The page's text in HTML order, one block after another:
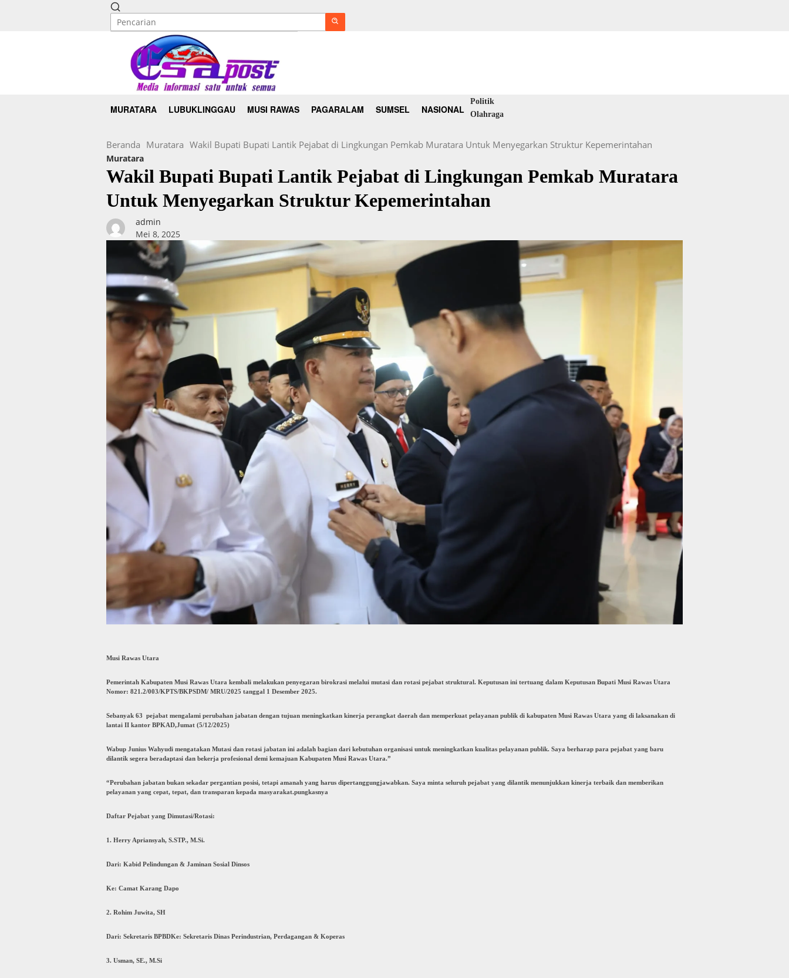
MURATARA LUBUKLINGGAU MUSI RAWAS PAGARALAM SUMSEL NASIONAL
Politik
Olahraga
Beranda Muratara Wakil Bupati Bupati Lantik Pejabat di Lingkungan Pemkab Muratara Untuk Menyegarkan Struktur Kepemerintahan
Muratara
Wakil Bupati Bupati Lantik Pejabat di Lingkungan Pemkab Muratara
Untuk Menyegarkan Struktur Kepemerintahan
admin
Mei 8, 2025
Musi Rawas Utara
Pemerintah Kabupaten Musi Rawas Utara kembali melakukan penyegaran birokrasi melalui mutasi dan rotasi pejabat struktural. Keputusan ini tertuang dalam Keputusan Bupati Musi Rawas Utara
Nomor: 821.2/003/KPTS/BKPSDM/ MRU/2025 tanggal 1 Desember 2025.
Sebanyak 63 pejabat mengalami perubahan jabatan dengan tujuan meningkatkan kinerja perangkat daerah dan memperkuat pelayanan publik di kabupaten Musi Rawas Utara yang di laksanakan di
lantai II kantor BPKAD,Jumat (5/12/2025)
Wabup Junius Wahyudi mengatakan Mutasi dan rotasi jabatan ini adalah bagian dari kebutuhan organisasi untuk meningkatkan kualitas pelayanan publik. Saya berharap para pejabat yang baru
dilantik segera beradaptasi dan bekerja profesional demi kemajuan Kabupaten Musi Rawas Utara.”
“Perubahan jabatan bukan sekadar pergantian posisi, tetapi amanah yang harus dipertanggungjawabkan. Saya minta seluruh pejabat yang dilantik menunjukkan kinerja terbaik dan memberikan
pelayanan yang cepat, tepat, dan transparan kepada masyarakat.pungkasnya
Daftar Pejabat yang Dimutasi/Rotasi:
1. Herry Apriansyah, S.STP., M.Si.
Dari: Kabid Pelindungan & Jaminan Sosial Dinsos
Ke: Camat Karang Dapo
2. Rohim Juwita, SH
Dari: Sekretaris BPBDKe: Sekretaris Dinas Perindustrian, Perdagangan & Koperas
3. Usman, SE., M.Si